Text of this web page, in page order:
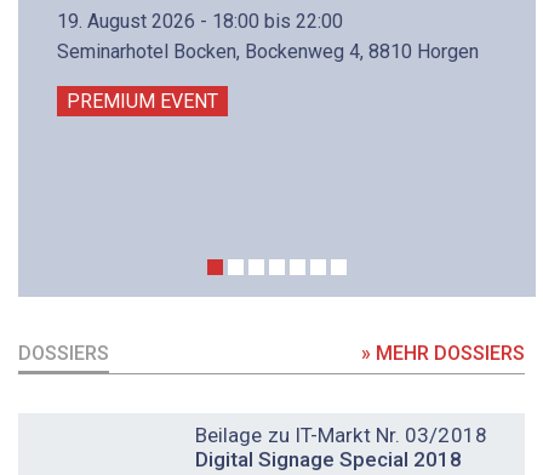
19. August 2026 - 18:00 bis 22:00
Seminarhotel Bocken, Bockenweg 4, 8810 Horgen
PREMIUM EVENT
DOSSIERS » MEHR DOSSIERS
Beilage zu IT-Markt Nr. 03/2018
Digital Signage Special 2018